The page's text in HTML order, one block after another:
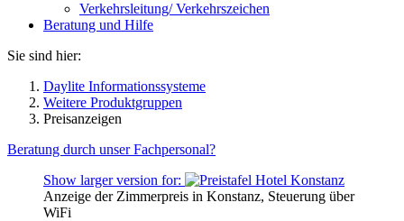
Verkehrsleitung/ Verkehrszeichen
Beratung und Hilfe
Sie sind hier:
Daylite Informationssysteme
Weitere Produktgruppen
Preisanzeigen
Beratung durch unser Fachpersonal?
Show larger version for:
Anzeige der Zimmerpreis in Konstanz, Steuerung über
WiFi